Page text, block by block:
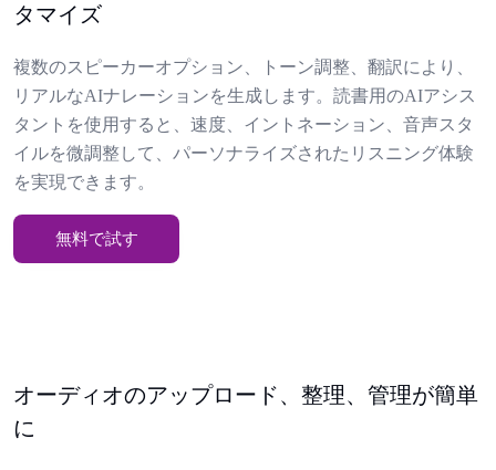
タマイズ
複数のスピーカーオプション、トーン調整、翻訳により、
リアルなAIナレーションを生成します。読書用のAIアシス
タントを使用すると、速度、イントネーション、音声スタ
イルを微調整して、パーソナライズされたリスニング体験
を実現できます。
無料で試す
オーディオのアップロード、整理、管理が簡単
に